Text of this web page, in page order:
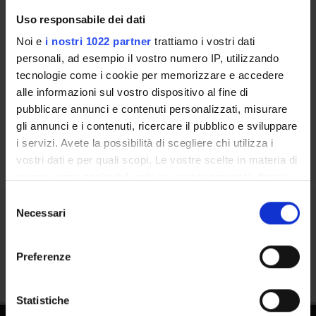
Uso responsabile dei dati
Noi e i nostri 1022 partner trattiamo i vostri dati
personali, ad esempio il vostro numero IP, utilizzando
tecnologie come i cookie per memorizzare e accedere
alle informazioni sul vostro dispositivo al fine di
pubblicare annunci e contenuti personalizzati, misurare
gli annunci e i contenuti, ricercare il pubblico e sviluppare
i servizi. Avete la possibilità di scegliere chi utilizza i
vostri dati e per quali scopi. Le vostre scelte in materia di
modificare o revocare il proprio consenso in qualsiasi
momento dalla Dichiarazione sui cookie o facendo clic
raccogliere informazioni sulla tua posizione
delNecessari
Preferenze
Statistiche
Contacts
People
Places
Calendar